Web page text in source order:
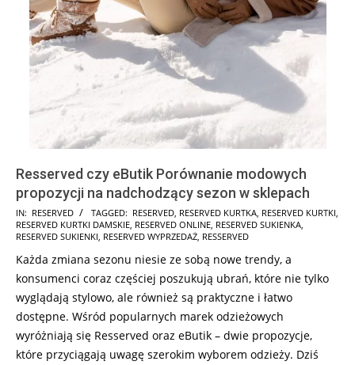
Resserved czy eButik Porównanie modowych
propozycji na nadchodzący sezon w sklepach
2026-
02-
IN: RESERVED TAGGED: RESERVED, RESERVED KURTKA, RESERVED KURTKI,
RESERVED KURTKI DAMSKIE, RESERVED ONLINE, RESERVED SUKIENKA,
RESERVED SUKIENKI, RESERVED WYPRZEDAŻ, RESSERVED
Każda zmiana sezonu niesie ze sobą nowe trendy, a
konsumenci coraz częściej poszukują ubrań, które nie tylko
wyglądają stylowo, ale również są praktyczne i łatwo
dostępne. Wśród popularnych marek odzieżowych
wyróżniają się Resserved oraz eButik – dwie propozycje,
które przyciągają uwagę szerokim wyborem odzieży. Dziś